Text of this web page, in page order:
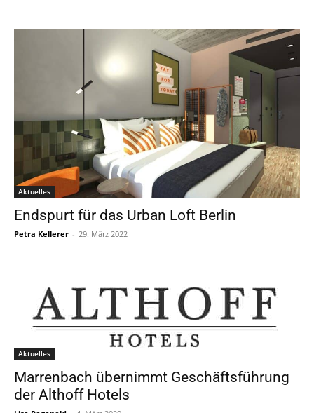
Aktuelles
Endspurt für das Urban Loft Berlin
Petra Kellerer - 29. März 2022
Aktuelles
Marrenbach übernimmt Geschäftsführung
der Althoff Hotels